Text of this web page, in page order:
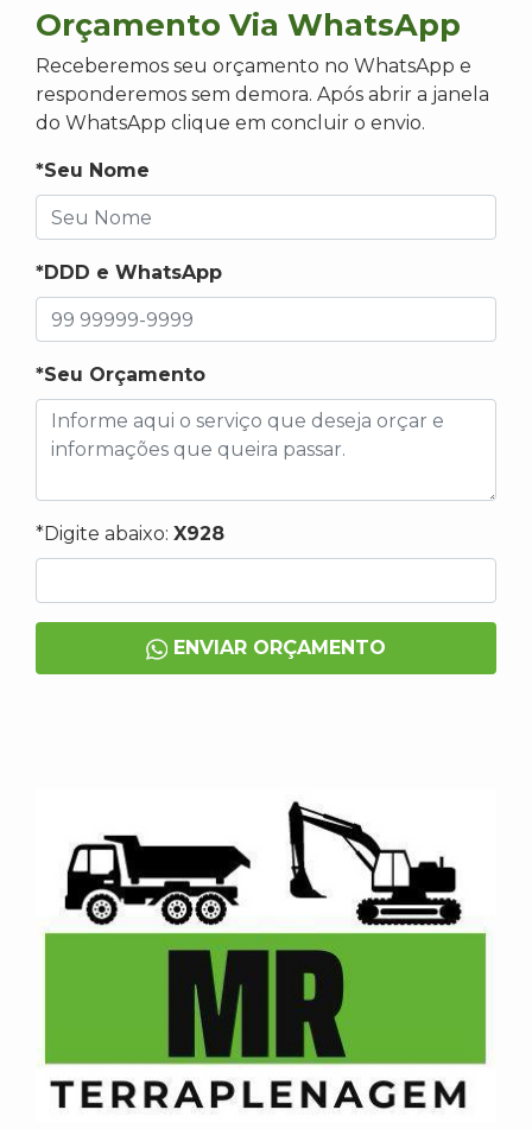
Orçamento Via WhatsApp
Receberemos seu orçamento no WhatsApp e
responderemos sem demora. Após abrir a janela
do WhatsApp clique em concluir o envio.
*Seu Nome
*DDD e WhatsApp
*Seu Orçamento
*Digite abaixo: X928
ENVIAR ORÇAMENTO